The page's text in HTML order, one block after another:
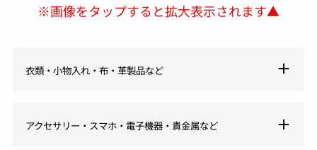
※画像をタップすると拡大表示されます▲
衣類・小物入れ・布・革製品など
アクセサリー・スマホ・電子機器・貴金属など